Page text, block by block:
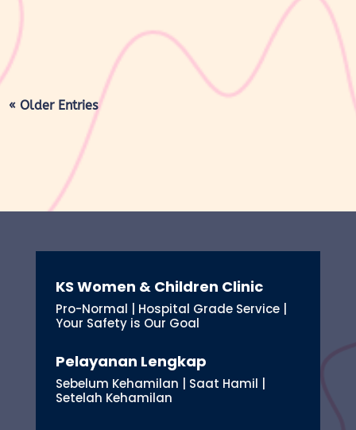
« Older Entries
KS Women & Children Clinic
Pro-Normal | Hospital Grade Service |
Your Safety is Our Goal
Pelayanan Lengkap
Sebelum Kehamilan | Saat Hamil |
Setelah Kehamilan